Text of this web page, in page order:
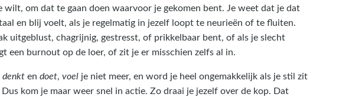
om dat te gaan doen waarvoor je gekomen bent. Je weet dat je dat
en blij voelt, als je regelmatig in jezelf loopt te neurieën of te fluiten.
uitgeblust, chagrijnig, gestresst, of prikkelbaar bent, of als je slecht
een burnout op de loer, of zit je er misschien zelfs al in.
denkt en doet, voel je niet meer, en word je heel ongemakkelijk als je stil zit
kom je maar weer snel in actie. Zo draai je jezelf over de kop. Dat